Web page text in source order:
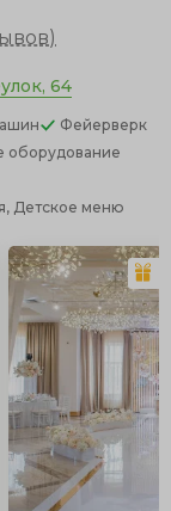
)
64
Фейерверк
оборудование
Детское меню